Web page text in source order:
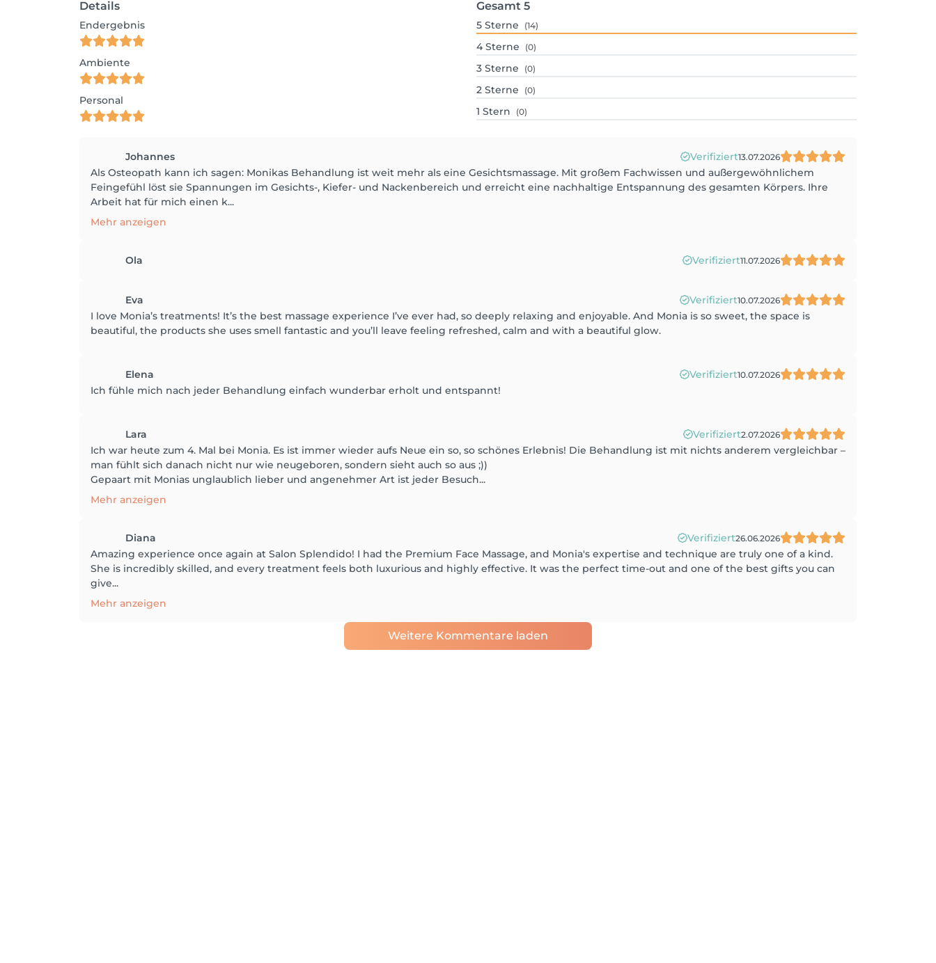
Details
Endergebnis
Ambiente
Personal
Gesamt 5
5 Sterne (14)
4 Sterne (0)
3 Sterne (0)
2 Sterne (0)
1 Stern (0)
Johannes Verifiziert13.07.2026
Als Osteopath kann ich sagen: Monikas Behandlung ist weit mehr als eine Gesichtsmassage. Mit großem Fachwissen und außergewöhnlichem
Feingefühl löst sie Spannungen im Gesichts-, Kiefer- und Nackenbereich und erreicht eine nachhaltige Entspannung des gesamten Körpers. Ihre
Arbeit hat für mich einen k...
Mehr anzeigen
Ola Verifiziert11.07.2026
Eva Verifiziert10.07.2026
I love Monia’s treatments! It’s the best massage experience I’ve ever had, so deeply relaxing and enjoyable. And Monia is so sweet, the space is
beautiful, the products she uses smell fantastic and you’ll leave feeling refreshed, calm and with a beautiful glow.
Elena Verifiziert10.07.2026
Ich fühle mich nach jeder Behandlung einfach wunderbar erholt und entspannt!
Lara Verifiziert2.07.2026
Ich war heute zum 4. Mal bei Monia. Es ist immer wieder aufs Neue ein so, so schönes Erlebnis! Die Behandlung ist mit nichts anderem vergleichbar –
man fühlt sich danach nicht nur wie neugeboren, sondern sieht auch so aus ;))
Gepaart mit Monias unglaublich lieber und angenehmer Art ist jeder Besuch...
Mehr anzeigen
Diana Verifiziert26.06.2026
Amazing experience once again at Salon Splendido! I had the Premium Face Massage, and Monia's expertise and technique are truly one of a kind.
She is incredibly skilled, and every treatment feels both luxurious and highly effective. It was the perfect time-out and one of the best gifts you can
give...
Mehr anzeigen
Weitere Kommentare laden